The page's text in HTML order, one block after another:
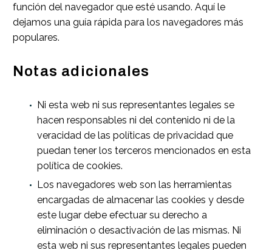
función del navegador que esté usando. Aquí le
dejamos una guía rápida para los navegadores más
populares.
Notas adicionales
Ni esta web ni sus representantes legales se
hacen responsables ni del contenido ni de la
veracidad de las políticas de privacidad que
puedan tener los terceros mencionados en esta
política de cookies.
Los navegadores web son las herramientas
encargadas de almacenar las cookies y desde
este lugar debe efectuar su derecho a
eliminación o desactivación de las mismas. Ni
esta web ni sus representantes legales pueden